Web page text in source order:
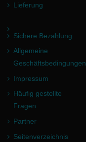
Lieferung
Sichere Bezahlung
Allgemeine
Geschäftsbedingungen
Impressum
Häufig gestellte
Fragen
Partner
Seitenverzeichnis